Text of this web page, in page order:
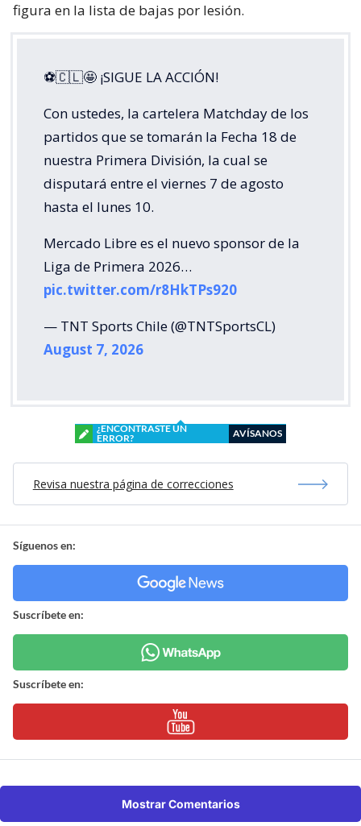
figura en la lista de bajas por lesión.
⚽🇨🇱🤩 ¡SIGUE LA ACCIÓN!
Con ustedes, la cartelera Matchday de los
partidos que se tomarán la Fecha 18 de
nuestra Primera División, la cual se
disputará entre el viernes 7 de agosto
hasta el lunes 10.
Mercado Libre es el nuevo sponsor de la
Liga de Primera 2026…
pic.twitter.com/r8HkTPs920
— TNT Sports Chile (@TNTSportsCL)
August 7, 2026
¿ENCONTRASTE UN
ERROR?
AVÍSANOS
Revisa nuestra página de correcciones
Síguenos en:
Suscríbete en:
Suscríbete en:
Mostrar Comentarios